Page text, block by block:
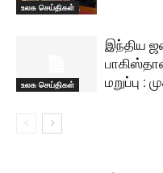
உலக செய்திகள்
உலக செய்திகள்
இந்திய
மறுப்பு :